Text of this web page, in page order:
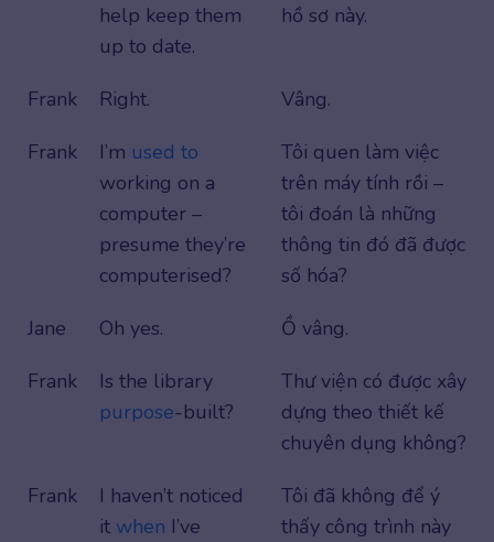
help keep them
up to date.
hồ sơ này.
Frank Right.
Vâng.
Frank
I’m used to
working on a
computer –
presume they’re
computerised?
Tôi quen làm việc
trên máy tính rồi –
tôi đoán là những
thông tin đó đã được
số hóa?
Jane
Oh yes.
Ồ vâng.
Frank
Is the library
purpose-built?
Thư viện có được xây
dựng theo thiết kế
chuyên dụng không?
Frank
I haven’t noticed
it when I’ve
Tôi đã không để ý
thấy công trình này